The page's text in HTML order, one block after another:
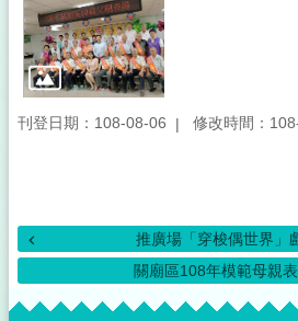
刊登日期：108-08-06 修改時間：
推廣場「穿梭偶世界」
關廟區108年模範母親
:::